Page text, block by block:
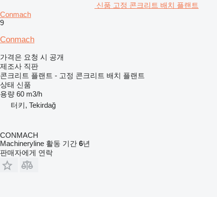
신품 고정 콘크리트 배치 플랜트
Conmach
9
Conmach
가격은 요청 시 공개
제조사 직판
콘크리트 플랜트 - 고정 콘크리트 배치 플랜트
상태 신품
용량 60 m3/h
터키, Tekirdağ
CONMACH
Machineryline 활동 기간 6년
판매자에게 연락